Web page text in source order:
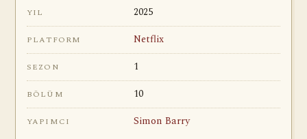
YIL 2025
PLATFORM Netflix
SEZON 1
BÖLÜM 10
YAPIMCI Simon Barry